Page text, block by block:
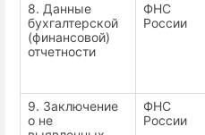
8. Данные
бухгалтерской
(финансовой)
отчетности
ФНС
России
9. Заключение
о не
ФНС
России